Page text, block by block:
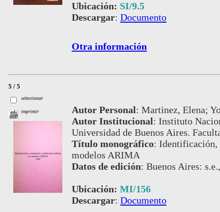
Ubicación: SI/9.5
Descargar: Documento
Otra información
5 / 5
seleccionar
imprimir Autor Personal: Martinez, Elena;
Autor Institucional: Instituto
Universidad de Buenos Aires.
Título monográfico: Identificación,
modelos ARIMA
Datos de edición: Buenos Aires:
Ubicación: MI/156
Descargar: Documento